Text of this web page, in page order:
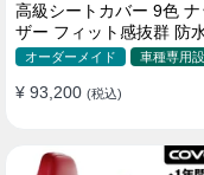
高級シートカバー 9色 ナ
ザー フィット感抜群 防水
オーダーメイド 全席セ
オーダーメイド 車種専用
¥ 93,200 (税込)